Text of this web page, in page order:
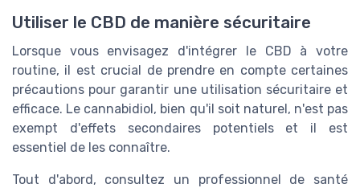
Utiliser le CBD de manière sécuritaire
Lorsque vous envisagez d'intégrer le CBD à votre
routine, il est crucial de prendre en compte certaines
précautions pour garantir une utilisation sécuritaire et
efficace. Le cannabidiol, bien qu'il soit naturel, n'est pas
exempt d'effets secondaires potentiels et il est
essentiel de les connaître.
Tout d'abord, consultez un professionnel de santé